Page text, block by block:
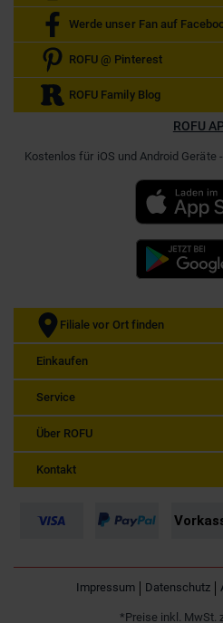
Werde unser Fan auf
ROFU @ Pinterest
ROFU Family Blog
ROFU
Kostenlos für iOS und Android Geräte
Filiale vor Ort finden
Einkaufen
Service
Über ROFU
Kontakt
Impressum Datenschutz
*Preise inkl. MwSt.